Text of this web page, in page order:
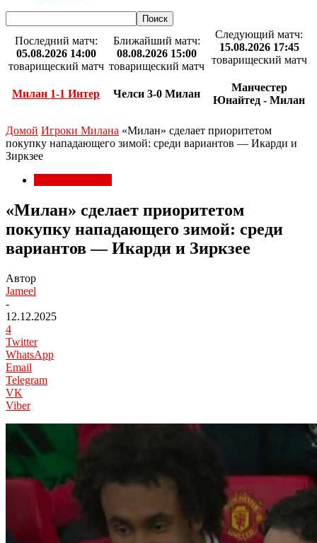
Последний матч:
05.08.2026 14:00
товарищеский матч
Милан 1-1 Интер
Ближайший матч:
08.08.2026 15:00
товарищеский матч
Челси 3-0 Милан
Следующий матч:
15.08.2026 17:45
товарищеский матч
Манчестер
Юнайтед - Милан
Домой Игроки Милана «Милан» сделает приоритетом
покупку нападающего зимой: среди вариантов — Икарди и
Зиркзее
«Милан» сделает приоритетом
покупку нападающего зимой: среди
вариантов — Икарди и Зиркзее
Автор
Jameel
-
12.12.2025
4
Twitter
WhatsApp
Email
Telegram
VK
Viber